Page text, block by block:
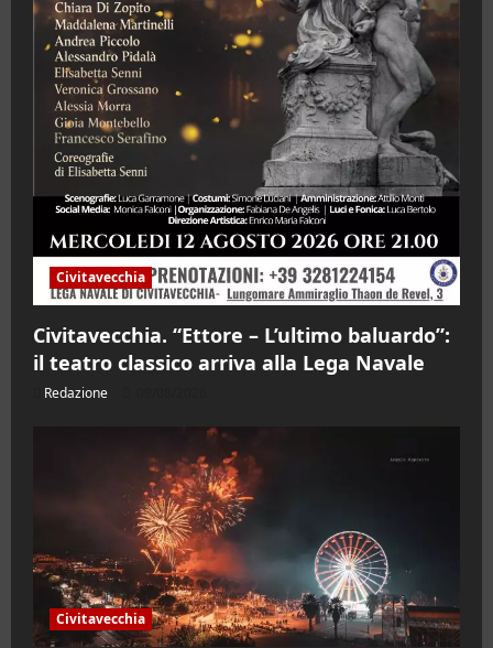
Civitavecchia
Civitavecchia. “Ettore – L’ultimo baluardo”:
il teatro classico arriva alla Lega Navale
Redazione
Civitavecchia